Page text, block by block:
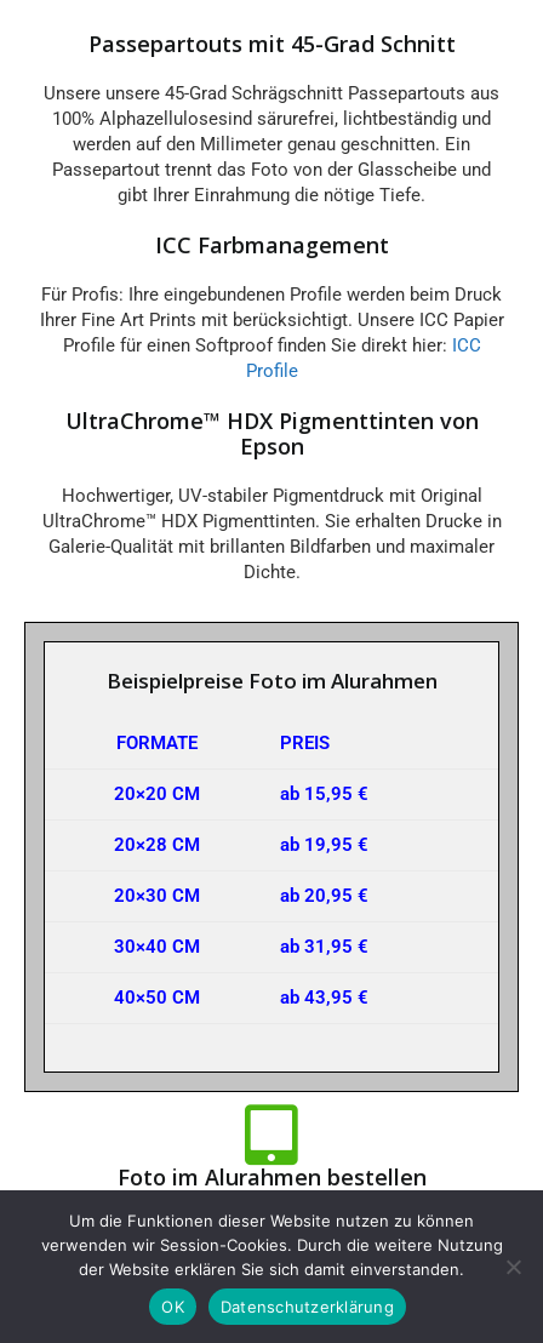
Passepartouts mit 45-Grad Schnitt
Unsere unsere 45-Grad Schrägschnitt Passepartouts aus
100% Alphazellulosesind särurefrei, lichtbeständig und
werden auf den Millimeter genau geschnitten. Ein
Passepartout trennt das Foto von der Glasscheibe und
gibt Ihrer Einrahmung die nötige Tiefe.
ICC Farbmanagement
Für Profis: Ihre eingebundenen Profile werden beim Druck
Ihrer Fine Art Prints mit berücksichtigt. Unsere ICC Papier
Profile für einen Softproof finden Sie direkt hier: ICC
Profile
UltraChrome™ HDX Pigmenttinten von
Epson
Hochwertiger, UV-stabiler Pigmentdruck mit Original
UltraChrome™ HDX Pigmenttinten. Sie erhalten Drucke in
Galerie-Qualität mit brillanten Bildfarben und maximaler
Dichte.
Beispielpreise Foto im Alurahmen
FORMATE PREIS
20×20 CM ab 15,95 €
20×28 CM ab 19,95 €
20×30 CM ab 20,95 €
30×40 CM ab 31,95 €
40×50 CM ab 43,95 €
Foto im Alurahmen bestellen
Bestelle hier dein 'Foto im Alurahmen' online ohne weitere
Software zu installieren. Für alle PC-Systeme und für's
Handy geeignet. Die Übertragung erfolgt sicher per SSL-
Verschlüsselung.
Um die Funktionen dieser Website nutzen zu können
verwenden wir Session-Cookies. Durch die weitere Nutzung
der Website erklären Sie sich damit einverstanden.
OK
Datenschutzerklärung